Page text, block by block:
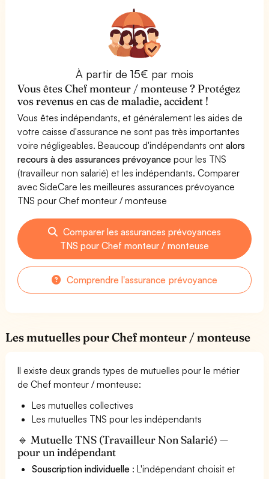
À partir de 15€ par mois
Vous êtes Chef monteur / monteuse ? Protégez
vos revenus en cas de maladie, accident !
Vous êtes indépendants, et généralement les aides de
votre caisse d'assurance ne sont pas très importantes
voire négligeables. Beaucoup d'indépendants ontalors
recours à des assurances prévoyance pour les TNS
(travailleur non salarié) et les indépendants. Comparer
avec SideCare les meilleures assurances prévoyance
TNS pour Chef monteur / monteuse
Comparer les assurances prévoyances
TNS pour Chef monteur / monteuse
Comprendre l'assurance prévoyance
Les mutuelles pour Chef monteur / monteuse
Il existe deux grands types de mutuelles pour le métier
de Chef monteur / monteuse:
Les mutuelles collectives
Les mutuelles TNS pour les indépendants
🔹 Mutuelle TNS (Travailleur Non Salarié) —
pour un indépendant
Souscription individuelle : L'indépendant choisit et